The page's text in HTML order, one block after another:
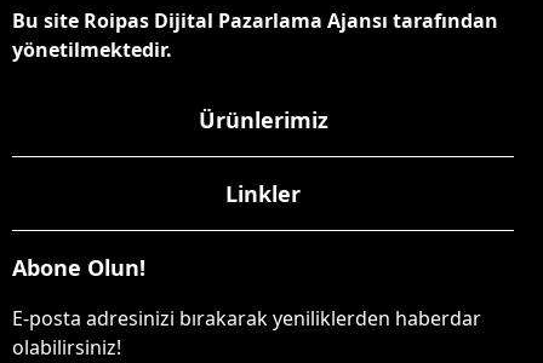
Bu site Roipas Dijital Pazarlama Ajansı tarafından
yönetilmektedir.
Ürünlerimiz
Linkler
Abone Olun!
E-posta adresinizi bırakarak yeniliklerden haberdar
olabilirsiniz!